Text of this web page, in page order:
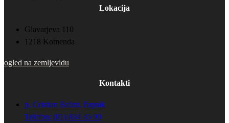
Lokacija
Glavarjeva 110
1218 Komenda
ogled na zemljevidu
Kontakti
p. Cristian Balint, župnik
Telefon: (01) 834 35 90